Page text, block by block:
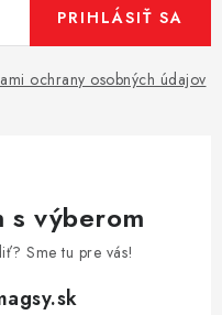
ochrany osobných údajov
PRIHLÁSIŤ SA
s výberom
Sme tu pre vás!